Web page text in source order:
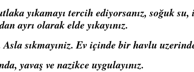
yıkamayı tercih ediyorsanız, soğuk
ayrı olarak elde yıkayınız.
sıkmayıniz. Ev içinde bir havlu
yavaş ve nazikce uygulayınız.